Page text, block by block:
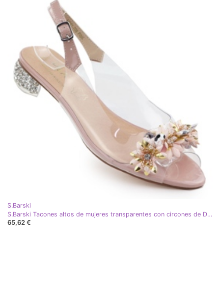
S.Barski
S.Barski Tacones altos de mujeres transparentes con circones de D&amp;A Pink D&amp;A por S. Barski MR51-709 rosa
65,62 €